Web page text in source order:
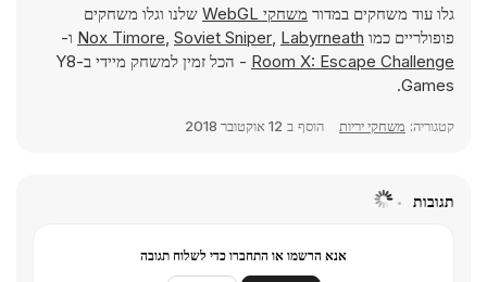
גלו עוד משחקים במדור משחקי WebGL
שלנו וגלו משחקים
פופולריים כמו
Nox Timore, Soviet Sniper, Labyrneath
ו-
Room X: Escape Challenge
- הכל זמין למשחק מיידי ב-Y8
Games.
קטגוריה: משחקי יריות הוסף ב 12 אוקטובר 2018
תגובות
אנא הרשמו או התחברו כדי לשלוח תגובה